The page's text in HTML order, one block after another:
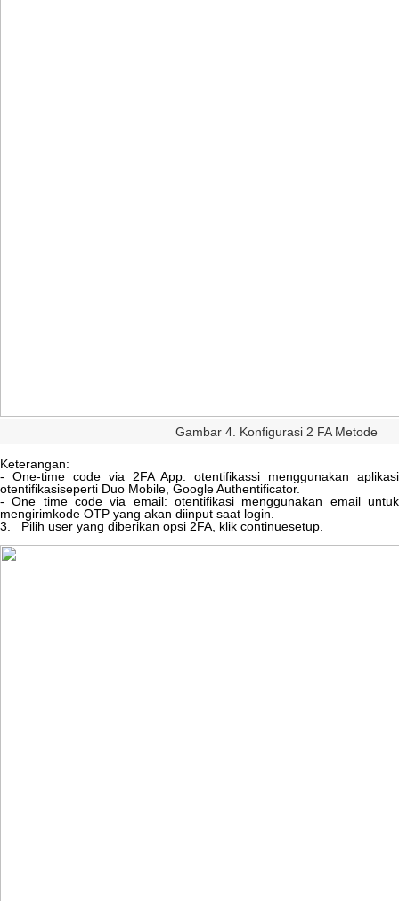
Gambar 4. Konfigurasi 2 FA Metode
Keterangan:
-
One-time code via 2FA App: otentifikassi menggunakan
aplikasi
otentifikasiseperti Duo Mobile GoogleAuthentificator.
- One time code via email: otentifikasi menggunakan email untuk
mengirimkode OTP yang akan diinput saat login
3
Pilih user yang diberikan opsi 2FA klik continuesetup